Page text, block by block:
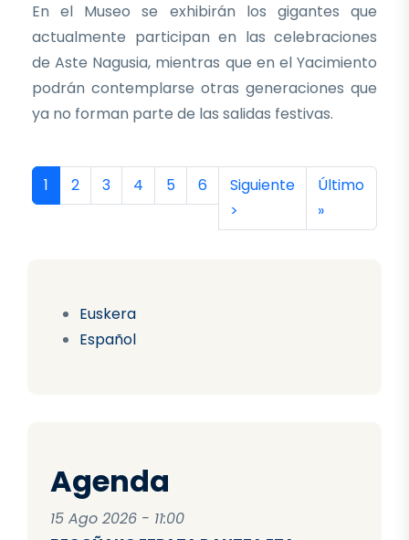
Euskera
Español
Agenda
15 Ago 2026 - 11:00
En el Museo se exhibirán los gigantes que
actualmente participan en las celebraciones
de Aste Nagusia, mientras que en el Yacimiento
podrán contemplarse otras generaciones que
ya no forman parte de las salidas festivas.
Paginación
Página actual
1 Página
2 Página
3 Página
4 Página
5 Página
6 Siguiente página
Siguiente
>
Última
Último
»